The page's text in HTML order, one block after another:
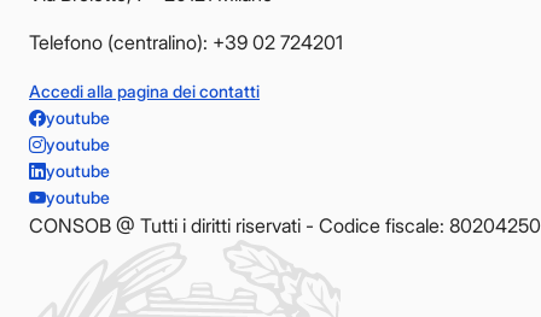
Telefono (centralino): +39 02 724201
Accedi alla pagina dei contatti
youtube
youtube
youtube
youtube
CONSOB @ Tutti i diritti riservati - Codice fiscale: